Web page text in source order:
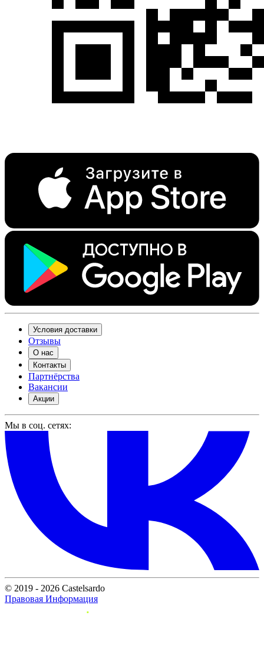
Условия доставки
Отзывы
О нас
Контакты
Партнёрства
Вакансии
Акции
Мы в соц. сетях:
© 2019 - 2026 Castelsardo
Правовая Информация